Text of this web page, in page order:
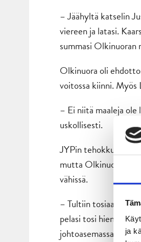
ja
– Jäähyltä katselin
viereen ja latasi.
summasi Olkinuoran
Olkinuora oli
voitossa kiinni.
– Ei niitä maaleja
uskollisesti.
JYPin tehokkuus oli
mutta Olkinuora
vähissä.
– Tultiin tosiaan
pelasi tosi hienosti.
johtoasemassa,